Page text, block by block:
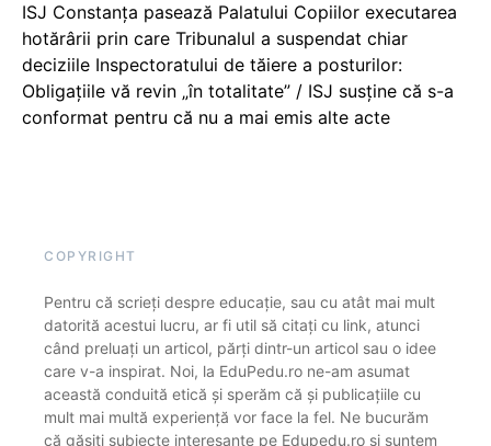
ISJ Constanța pasează Palatului Copiilor executarea
hotărârii prin care Tribunalul a suspendat chiar
deciziile Inspectoratului de tăiere a posturilor:
Obligațiile vă revin „în totalitate” / ISJ susține că s-a
conformat pentru că nu a mai emis alte acte
COPYRIGHT
Pentru că scrieți despre educație, sau cu atât mai mult
datorită acestui lucru, ar fi util să citați cu link, atunci
când preluați un articol, părți dintr-un articol sau o idee
care v-a inspirat. Noi, la EduPedu.ro ne-am asumat
această conduită etică și sperăm că și publicațiile cu
mult mai multă experiență vor face la fel. Ne bucurăm
că găsiți subiecte interesante pe Edupedu.ro și suntem